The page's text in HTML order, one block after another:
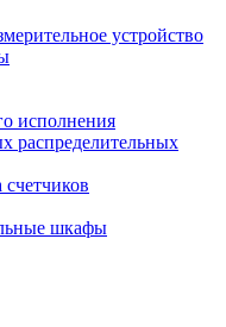
устройство
исполнения
распределительных
шкафы